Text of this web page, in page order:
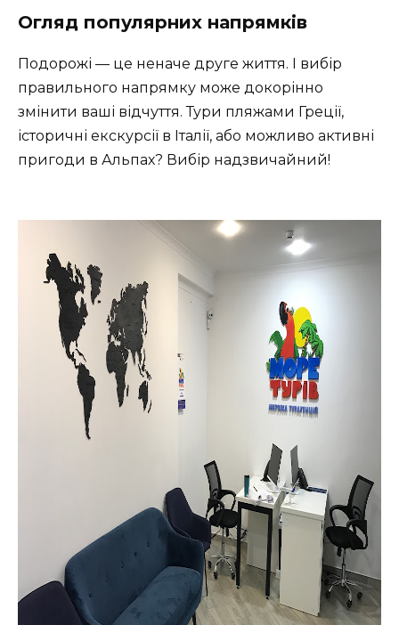
Огляд популярних напрямків
Подорожі — це неначе друге життя. І вибір
правильного напрямку може докорінно
змінити ваші відчуття. Тури пляжами Греції,
історичні екскурсії в Італії, або можливо активні
пригоди в Альпах? Вибір надзвичайний!